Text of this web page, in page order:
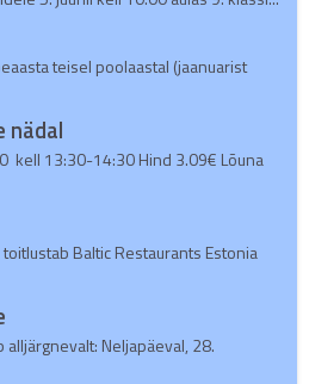
teisel poolaastal (jaanuarist
nädal
kell 13:30-14:30 Hind 3.09€ Lõuna
Baltic Restaurants Estonia
Neljapäeval, 28.